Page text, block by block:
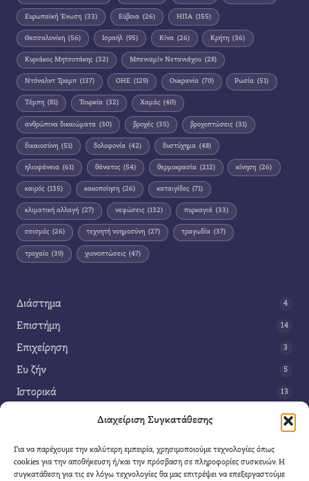
Διαχείριση Συγκατάθεσης
Για να παρέχουμε την καλύτερη εμπειρία, χρησιμοποιούμε τεχνολογίες όπως
cookies για την αποθήκευση ή/και την πρόσβαση σε πληροφορίες συσκευών. Η
συγκατάθεση για τις εν λόγω τεχνολογίες θα μας επιτρέψει να επεξεργαστούμε
Ευρωπαϊκή Ένωση (33) Εύβοια (26) ΗΠΑ (155)
Θεσσαλονίκη (56) Ισραήλ (95) Κίνα (26) Κρήτη (36)
Κυριάκος Μητσοτάκης (32) Μπενιαμίν Νετανιάχου (28)
Ντόναλντ Τραμπ (137) ΟΗΕ (129) Ουκρανία (70) Ρωσία (51)
Τέμπη (81) Τουρκία (32) Χαμάς (40)
ανθρώπινα δικαιώματα (30) βροχές (35) βροχοπτώσεις (31)
δικαιοσύνη (51) δολοφονία (42) δυστύχημα (48)
ηλιοφάνεια (61) θάνατος (54) θερμοκρασία (212) κίνηση (26)
καιρός (135) κακοποίηση (26) καταιγίδες (71)
κλιματική αλλαγή (27) νεφώσεις (132) πυρκαγιά (33)
σεισμός (26) τεχνητή νοημοσύνη (27) τραγωδία (37)
τροχαίο (39) χιονοπτώσεις (47)
Διάστημα 4
Επιστήμη 14
Επιχείρηση 3
Ευ ζήν 5
Ιστορικά 13
42
Τέχνη 3